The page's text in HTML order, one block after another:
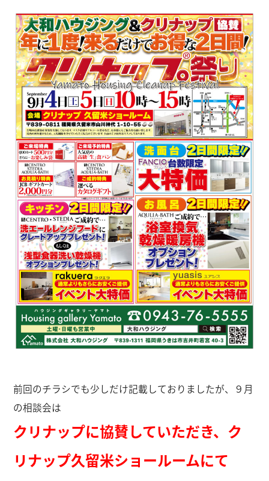
前回のチラシでも少しだけ記載しておりましたが、９月
の相談会は
クリナップに協賛していただき、ク
リナップ久留米ショールームにて